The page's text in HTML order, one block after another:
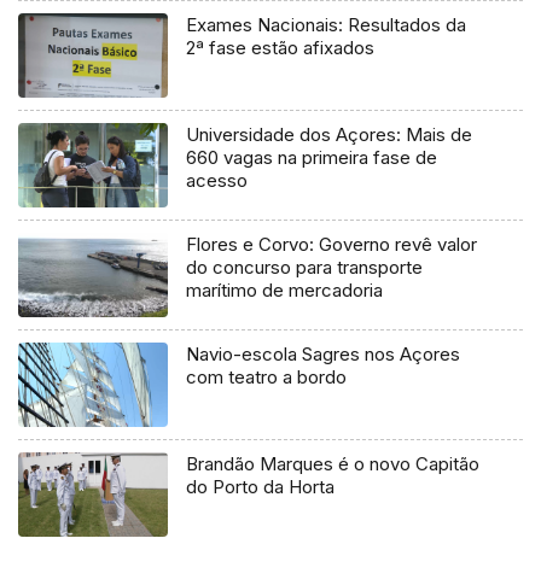
Exames Nacionais: Resultados da
2ª fase estão afixados
Universidade dos Açores: Mais de
660 vagas na primeira fase de
acesso
Flores e Corvo: Governo revê valor
do concurso para transporte
marítimo de mercadoria
Navio-escola Sagres nos Açores
com teatro a bordo
Brandão Marques é o novo Capitão
do Porto da Horta